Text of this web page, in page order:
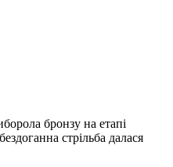
бронзу на етапі
стрільба далася